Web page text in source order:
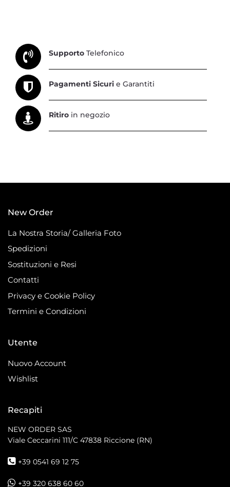
Supporto Telefonico
Pagamenti Sicuri e Garantiti
Ritiro in negozio
New Order
La Nostra Storia/ Galleria Foto
Spedizioni
Sostituzioni e Resi
Contatti
Privacy e Cookie Policy
Termini e Condizioni
Utente
Nuovo Account
Wishlist
Recapiti
NEW ORDER SAS
Viale Ceccarini 111/C 47838 Riccione (RN)
+39 0541 69 12 75
+39 320 638 60 60